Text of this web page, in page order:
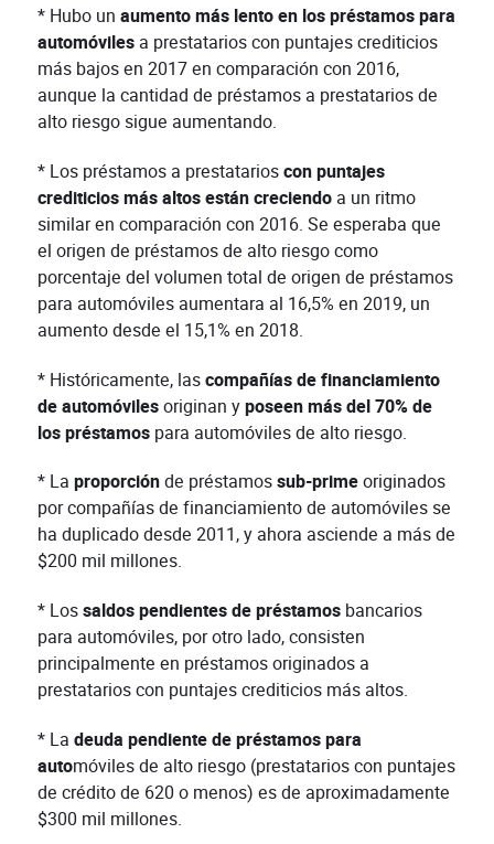
* Hubo un aumento más lento en los préstamos para
automóviles a prestatarios con puntajes crediticios
más bajos en 2017 en comparación con 2016,
aunque la cantidad de préstamos a prestatarios de
alto riesgo sigue aumentando.
* Los préstamos a prestatarioscon puntajes
crediticios más altos están creciendo a un ritmo
similar en comparación con 2016. Se esperaba que
el origen de préstamos de alto riesgo como
porcentaje del volumen total de origen de préstamos
para automóviles aumentara al 16,5% en 2019, un
aumento desde el 15,1% en 2018.
* Históricamente, lascompañías de financiamiento
de automóvilesoriginan yposeen más del 70% de
los préstamos para automóviles de alto riesgo.
* La proporciónde préstamossub-primeoriginados
por compañías de financiamiento de automóviles se
ha duplicado desde 2011, y ahora asciende a más de
$200 mil millones.
* Lossaldos pendientes de préstamos bancarios
para automóviles, por otro lado, consisten
principalmente en préstamos originados a
prestatarios con puntajes crediticios más altos.
* La deuda pendiente de préstamos para
automóviles de alto riesgo (prestatarios con puntajes
de crédito de 620 o menos) es de aproximadamente
$300 mil millones.